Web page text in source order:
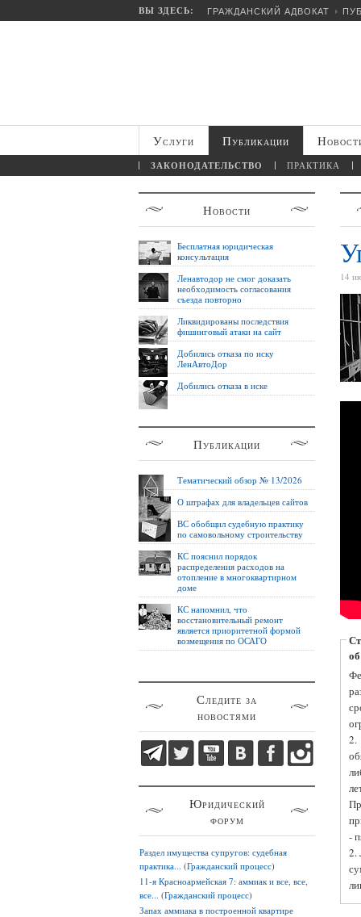
ВЫ ЗДЕСЬ: ГРАЖДАНСКИЙ АДВОКАТ
Услуги Публикации
ЗАКОНОДАТЕЛЬСТВО ПРАКТИКА
14
1.
2.
-
2.
Новости
Бесплатная юридическая
консультация
Ленавтодор не смог доказать
необходимость согласования
съезда повторно
Ликвидированы последствия
фишинговый атаки на сайт
Добились отказа по иску
ЛенАвтоДор
Добились отказа в иске
Публикации
Тематический обзор № 13/2026
О штрафах для владельцев сайтов
ВС обобщил судебную практику
по самовольному строительству
КС пояснил порядок
распределения расходов на
отопление в многоквартирном
доме
КС напомнил, что
восстановительный ремонт
является приоритетной формой
возмещения по ОСАГО
Следите за
новостями
Юридический
форум
Раздел имущества супругов: судебная
практика... (Гражданский процесс)
11-я Красноармейская 7: аммиак и все, все,
все... (Гражданский процесс)
Запах аммиака в построенной квартире